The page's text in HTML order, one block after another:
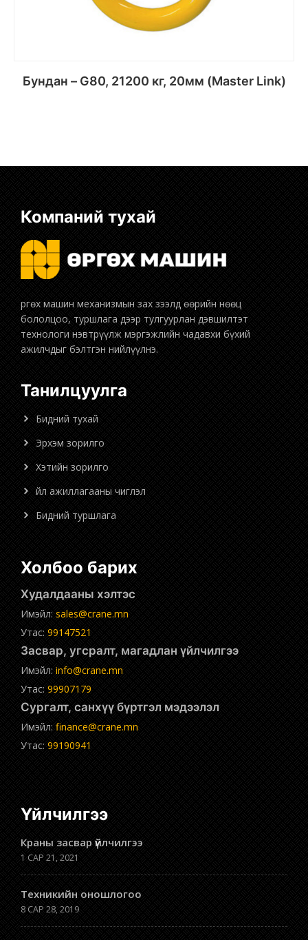
Бундан – G80, 21200 кг, 20мм (Master Link)
Компаний тухай
бололцоо, туршлага дээр тулгуурлан дэвшилтэт
технологи нэвтрүүлж мэргэжлийн чадавхи бүхий
ажилчдыг бэлтгэн нийлүүлнэ.
Танилцуулга
Бидний тухай
Эрхэм зорилго
Хэтийн зорилго
Үйл ажиллагааны чиглэл
Бидний туршлага
Холбоо барих
Худалдааны хэлтэс
Имэйл: sales@crane.mn
Утас: 99147521
Засвар, угсралт, магадлан үйлчилгээ
Имэйл: info@crane.mn
Утас: 99907179
Сургалт, санхүү бүртгэл мэдээлэл
Имэйл: finance@crane.mn
Утас: 99190941
Үйлчилгээ
Краны засвар үйлчилгээ
1 САР 21, 2021
Техникийн оношлогоо
8 САР 28, 2019